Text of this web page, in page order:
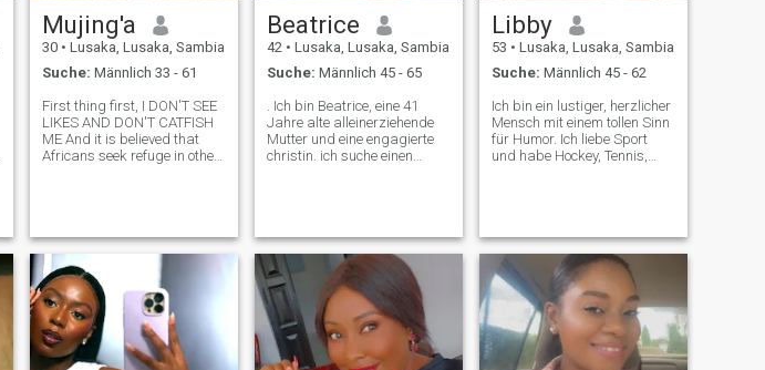
glücklicher Mensch, der nach
etwas Besonderem sucht,
um es mit ❤️ zu teilen
Mujing'a
30 • Lusaka, Lusaka, Sambia
Suche: Männlich 33 - 61
First thing first, I DON'T SEE
LIKES AND DON'T CATFISH
ME And it is believed that
Africans seek refuge in other
sympathy.Are you lo
Beatrice
42 • Lusaka, Lusaka, Sambia
Suche: Männlich 45 - 65
. Ich bin Beatrice, eine 41
Jahre alte alleinerziehende
Mutter und eine engagierte
christin. ich suche einen
kochen, auszugehen und
manchmal einfach zu Hause
zu bleiben, Filme, Fußball
usw. zu sehen und ein Glas
Wein zu trinken. Ich bin sehr
gemütlich und ich liebe
Engagement in einer
Beziehung, bin sehr loyal ,
Libby
53 • Lusaka, Lusaka, Sambia
Suche: Männlich 45 - 62
Ich bin ein lustiger, herzlicher
Mensch mit einem tollen Sinn
für Humor. Ich liebe Sport
und habe Hockey, Tennis,
lange her. Liebe Reisen,
Natur schätzen. Ich höre
gern Musik der 80er, 90er
Jahre